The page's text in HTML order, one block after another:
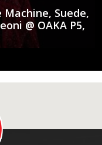
Suede,
@ ΟΑΚΑ P5,